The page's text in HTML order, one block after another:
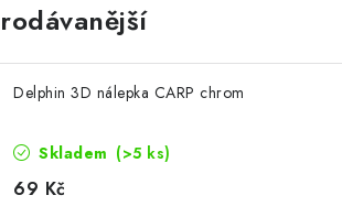
Delphin 3D nálepka CARP chrom
Skladem (>5 ks)
69 Kč